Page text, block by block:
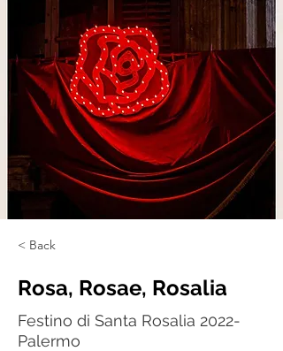
< Back
Rosa, Rosae, Rosalia
Festino di Santa Rosalia 2022-
Palermo